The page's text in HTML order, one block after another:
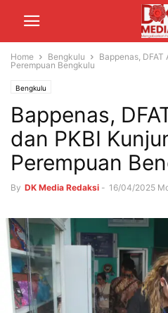
Home Bengkulu
Bappenas,
Perempuan Bengkulu
Bengkulu
Bappenas,
dan PKBI
Perempuan
By DK Media Redaksi - 16/04/2025